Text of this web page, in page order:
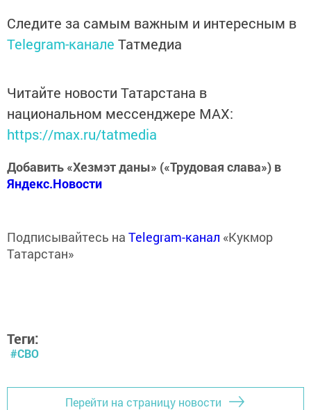
Следите за самым важным и интересным в
Telegram-канале Татмедиа
Читайте новости Татарстана в
национальном мессенджере MАХ:
https://max.ru/tatmedia
Добавить «Хезмэт даны» («Трудовая слава») в
Яндекс.Новости
Подписывайтесь на Telegram-канал «Кукмор
Татарстан»
Теги:
#СВО
Перейти на страницу новости